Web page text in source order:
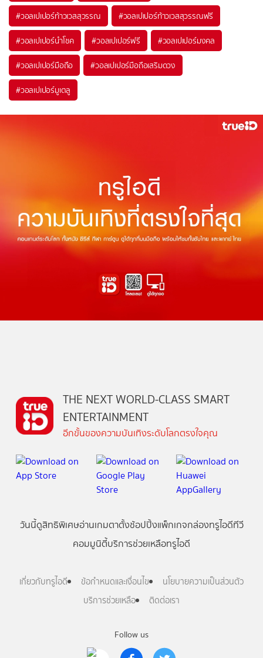
#วอลเปเปอร์ท้าวเวสสุวรรณ #วอลเปเปอร์ท้าวเวสสุวรรณฟรี
#วอลเปเปอร์นำโชค #วอลเปเปอร์ฟรี #วอลเปเปอร์มงคล
#วอลเปเปอร์มือถือ #วอลเปเปอร์มือถือเสริมดวง
#วอลเปเปอร์มูเตลู
Follow us
THE NEXT WORLD-CLASS SMART
ENTERTAINMENT
อีกขั้นของความบันเทิงระดับโลกตรงใจคุณ
วันนี้ดูสิทธิพิเศษอ่านเกมตาตั้งช้อปปิ้งแพ็กเกจกล่องทรูไอดีทีวี
คอมมูนิตี้บริการช่วยเหลือทรูไอดี
เกี่ยวกับทรูไอดี ข้อกำหนดและเงื่อนไข
นโยบายความเป็นส่วนตัว
บริการช่วยเหลือ
ติดต่อเรา